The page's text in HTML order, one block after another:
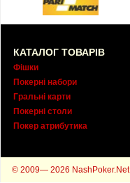
КАТАЛОГ ТОВАРІВ
Фішки
Покерні набори
Гральні карти
Покерні столи
Покер атрибутика
© 2009— 2026 NashPoker.Net